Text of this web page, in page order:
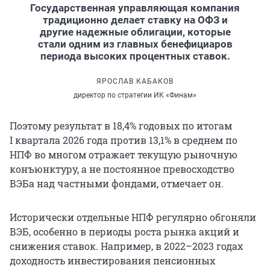
Государственная управляющая компания
традиционно делает ставку на ОФЗ и
другие надежные облигации, которые
стали одним из главных бенефициаров
периода высоких процентных ставок.
ЯРОСЛАВ КАБАКОВ
директор по стратегии ИК «Финам»
Поэтому результат в 18,4% годовых по итогам
I квартала2026 года против 13,1% в среднем по
НПФ во многом отражает текущую рыночную
конъюнктуру, а не постоянное превосходство
ВЭБа над частными фондами, отмечает он.
Исторически отдельные НПФ регулярно обгоняли
ВЭБ, особенно в периоды роста рынка акций и
снижения ставок. Например, в 2022–2023 годах
доходность инвестирования пенсионных